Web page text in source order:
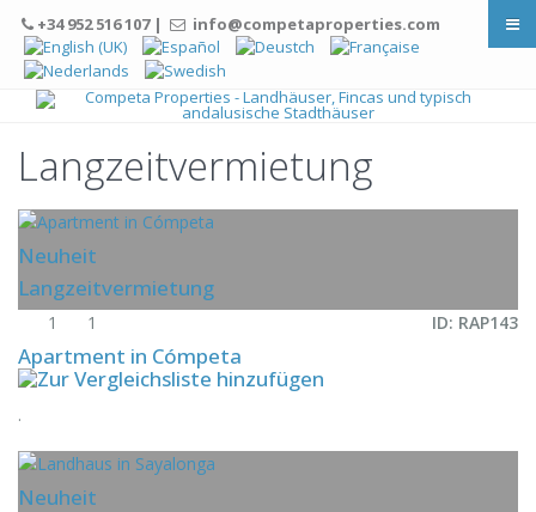
+34 952 516 107 | info@competaproperties.com
Langzeitvermietung
Neuheit
Langzeitvermietung
1 1 ID: RAP143
Apartment in Cómpeta
.
Neuheit